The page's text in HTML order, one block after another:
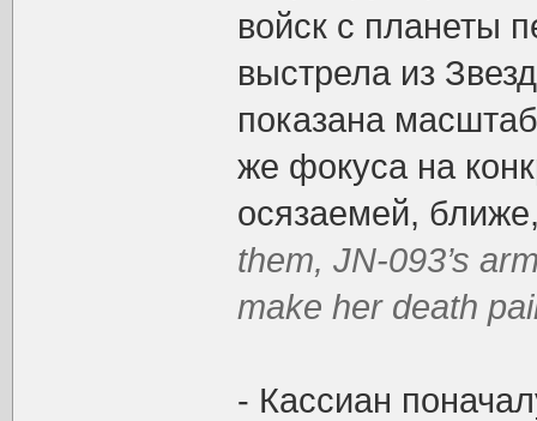
войск с планеты
выстрела из
показана
же фокуса на
осязаемей,
them, JN-093’s
make her death
- Кассиан